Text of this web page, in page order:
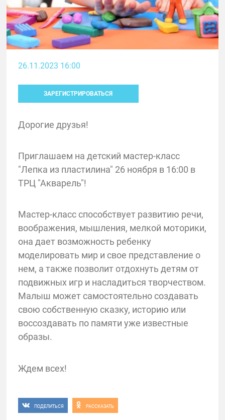
26.11.2023 16:00
ЗАРЕГИСТРИРОВАТЬСЯ
Дорогие друзья!
Приглашаем на детский мастер-класс
"Лепка из пластилина" 26 ноября в 16:00 в
ТРЦ "Акварель"!
Мастер-класс способствует развитию речи,
воображения, мышления, мелкой моторики,
она дает возможность ребенку
моделировать мир и свое представление о
нем, а также позволит отдохнуть детям от
подвижных игр и насладиться творчеством.
Малыш может самостоятельно создавать
свою собственную сказку, историю или
воссоздавать по памяти уже известные
образы.
Ждем всех!
ПОДЕЛИТЬСЯ РАССКАЗАТЬ